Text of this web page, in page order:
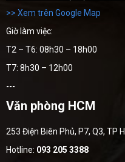
>> Xem trên Google Map
Giờ làm việc:
T2 – T6: 08h30 – 18h00
T7: 8h30 – 12h00
---
Văn phòng HCM
253 Điện Biên Phủ, P7, Q3, TP
Hotline: 093 205 3388